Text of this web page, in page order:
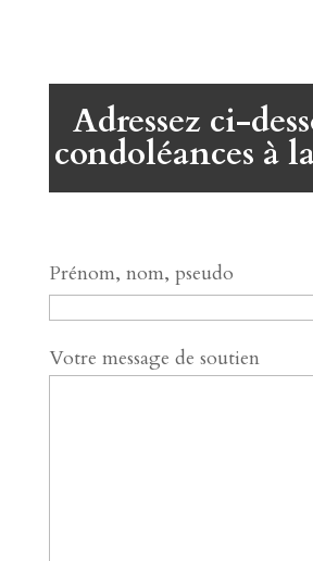
Adressez ci-
condoléances à
Prénom, nom, pseudo
Votre message de soutien